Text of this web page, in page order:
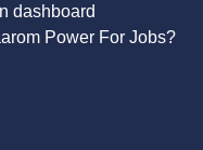
dashboard
Power For Jobs?